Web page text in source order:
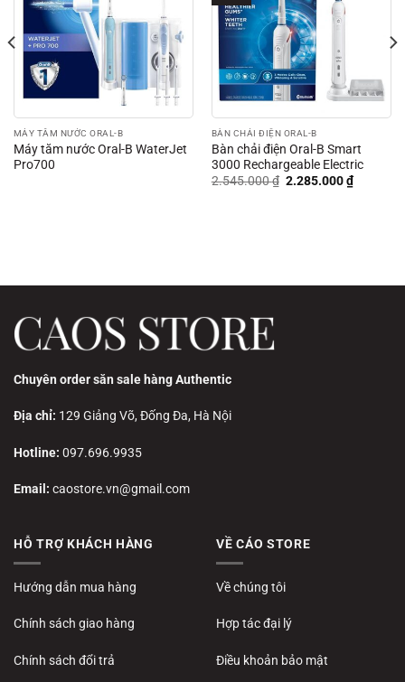
MÁY TĂM NƯỚC ORAL-B
Máy tăm nước Oral-B WaterJet
Pro700
BÀN CHẢI ĐIỆN ORAL-B
Bàn chải điện Oral-B Smart
3000 Rechargeable Electric
2.545.000₫ Giá
2.285.000₫Giá
hiện
Chuyên order săn sale hàng Authentic
Địa chỉ: 129 Giảng Võ, Đống Đa, Hà Nội
Hotline: 097.696.9935
Email: caostore.vn@gmail.com
HỖ TRỢ KHÁCH HÀNG
Hướng dẫn mua hàng
Chính sách giao hàng
Chính sách đổi trả
VỀ CÁO STORE
Về chúng tôi
Hợp tác đại lý
Điều khoản bảo mật